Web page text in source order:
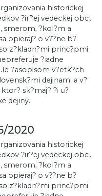
historickej
?ir?ej vedeckej obci.
smerom, ?kol?m a
opieraj? o v??ne b?
z?kladn?mi princ?pmi
?iadne
?asopisom v?etk?ch
dejinami a v?
sk?maj? ?i u?
dejiny.
2020
historickej
?ir?ej vedeckej obci.
smerom, ?kol?m a
opieraj? o v??ne b?
z?kladn?mi princ?pmi